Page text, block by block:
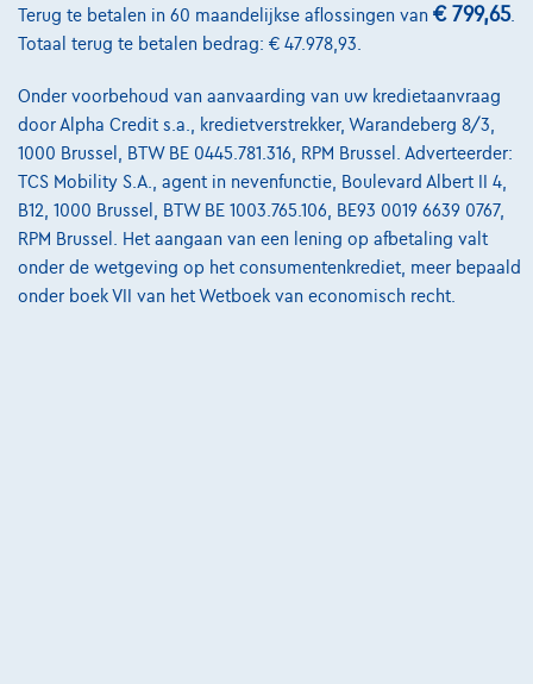
Terug te betalen in 60 maandelijkse aflossingen van € 799,65.
Totaal terug te betalen bedrag: € 47.978,93.
Onder voorbehoud van aanvaarding van uw kredietaanvraag
door Alpha Credit s.a., kredietverstrekker, Warandeberg 8/3,
1000 Brussel, BTW BE 0445.781.316, RPM Brussel. Adverteerder:
TCS Mobility S.A., agent in nevenfunctie, Boulevard Albert II 4,
B12, 1000 Brussel, BTW BE 1003.765.106, BE93 0019 6639 0767,
RPM Brussel. Het aangaan van een lening op afbetaling valt
onder de wetgeving op het consumentenkrediet, meer bepaald
onder boek VII van het Wetboek van economisch recht.